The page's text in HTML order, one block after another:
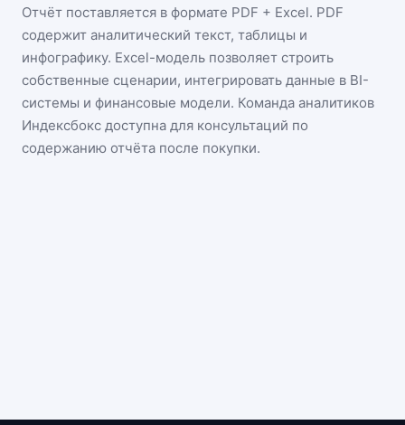
Отчёт поставляется в формате PDF + Excel. PDF
содержит аналитический текст, таблицы и
инфографику. Excel-модель позволяет строить
собственные сценарии, интегрировать данные в BI-
системы и финансовые модели. Команда аналитиков
Индексбокс доступна для консультаций по
содержанию отчёта после покупки.